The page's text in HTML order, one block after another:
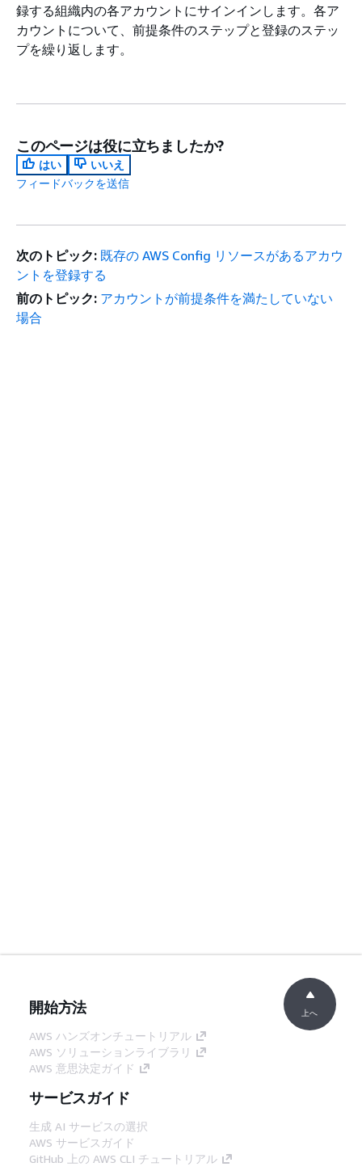
録する組織内の各アカウントにサインインします。各ア
カウントについて、前提条件のステップと登録のステッ
プを繰り返します。
このページは役に立ちましたか?
はい
いいえ
フィードバックを送信
次のトピック: 既存の AWS Config リソースがあるアカウ
ントを登録する
前のトピック: アカウントが前提条件を満たしていない
場合
開始方法
AWS ハンズオンチュートリアル
AWS ソリューションライブラリ
AWS 意思決定ガイド
サービスガイド
生成 AI サービスの選択
AWS サービスガイド
GitHub 上の AWS CLI チュートリアル
上へ